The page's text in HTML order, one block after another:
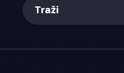
Traži